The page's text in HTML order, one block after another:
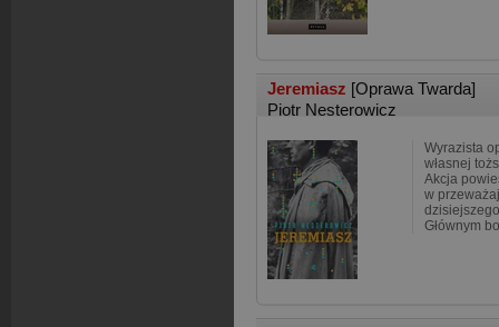
Jeremiasz [Oprawa Twarda]
Piotr Nesterowicz
Wyrazista
własnej
Akcja
w
Głównym